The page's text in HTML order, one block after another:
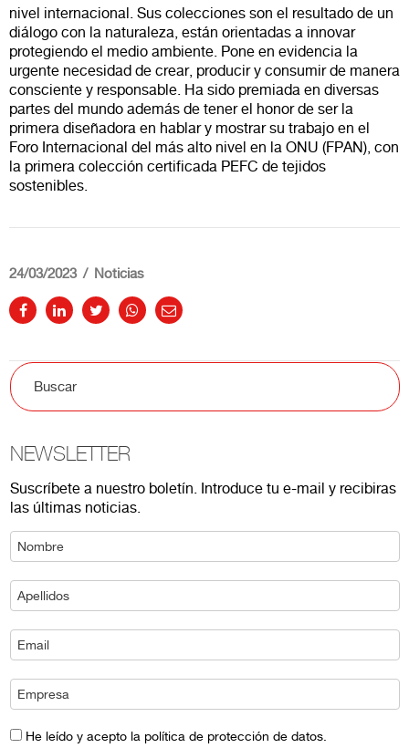
nivel internacional. Sus colecciones son el resultado de un
diálogo con la naturaleza, están orientadas a innovar
protegiendo el medio ambiente. Pone en evidencia la
urgente necesidad de crear, producir y consumir de manera
consciente y responsable. Ha sido premiada en diversas
partes del mundo además de tener el honor de ser la
primera diseñadora en hablar y mostrar su trabajo en el
Foro Internacional del más alto nivel en la ONU (FPAN), con
la primera colección certificada PEFC de tejidos
sostenibles.
24/03/2023 Noticias
NEWSLETTER
Suscríbete a nuestro boletín. Introduce tu e-mail y recibiras
las últimas noticias.
He leído y acepto la política de protección de datos.